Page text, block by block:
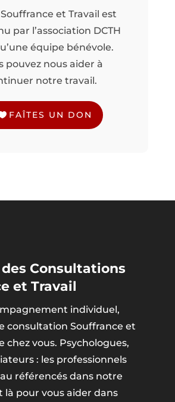
et Travail est
par l’association DCTH
équipe bénévole.
pouvez nous aider à
notre travail.
FAÎTES UN DON
Consultations
et Travail
individuel,
consultation Souffrance et
chez vous. Psychologues,
: les professionnels
référencés dans notre
là pour vous aider dans